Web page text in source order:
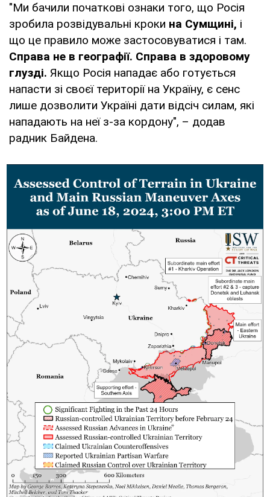
"Ми бачили початкові ознаки того, що Росія
зробила розвідувальні кроки на Сумщині, і
що це правило може застосовуватися і там.
Справа не в географії. Справа в здоровому
глузді. Якщо Росія нападає або готується
напасти зі своєї території на Україну, є сенс
лише дозволити Україні дати відсіч силам, які
нападають на неї з-за кордону", – додав
радник Байдена.